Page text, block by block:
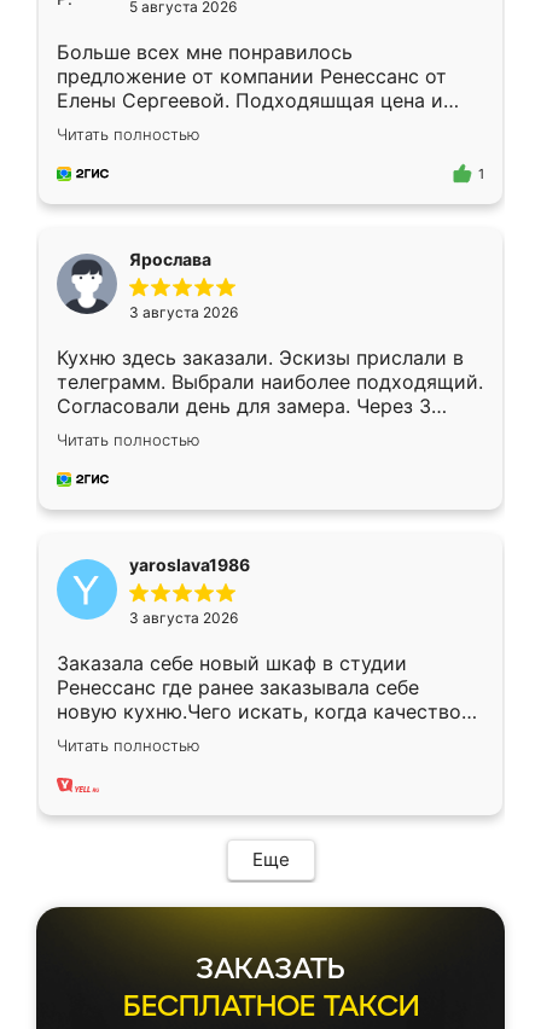
5 августа 2026
Больше всех мне понравилось
предложение от компании Ренессанс от
Елены Сергеевой. Подходяшщая цена и
короткие сроки изготовления. Приехавший
для замера сотрудник Владислав
предложил по моему эскизу самый
Читать полностью
1
Ярослава
3 августа 2026
Кухню здесь заказали. Эскизы прислали в
телеграмм. Выбрали наиболее подходящий.
Согласовали день для замера. Через 3
недели кухня была уже готова. Остались
довольны работой. Спасибо Ренессанс
мебель за качественную работу!
Читать полностью
yaroslava1986
3 августа 2026
Заказала себе новый шкаф в студии
Ренессанс где ранее заказывала себе
новую кухню.Чего искать, когда качеством
вполне довольна. Служит кухня уже почти
два года, нареканий нет.
Читать полностью
Еще
ЗАКАЗАТЬ
БЕСПЛАТНОЕ ТАКСИ